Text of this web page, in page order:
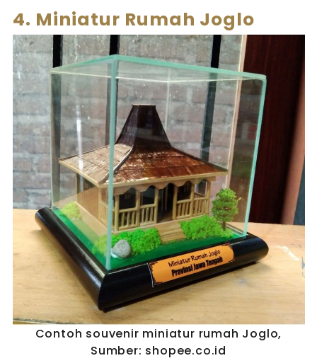
4. Miniatur Rumah Joglo
Contoh souvenir miniatur rumah Joglo,
Sumber: shopee.co.id